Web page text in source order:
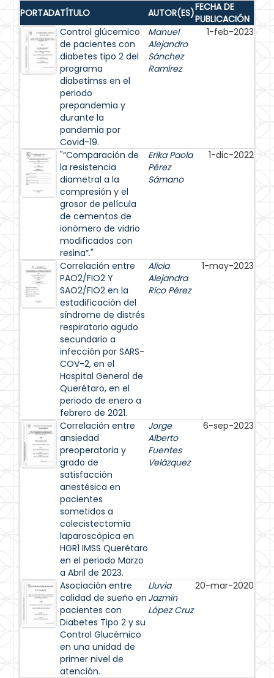
PORTADATÍTULO AUTOR(ES)FECHA DE
PUBLICACIÓN
Control glúcemico
de pacientes con
diabetes tipo 2 del
programa
diabetimss en el
periodo
prepandemia y
durante la
pandemia por
Covid-19.
Manuel
Alejandro
Sánchez
Ramírez
1-feb-2023
"“Comparación de
la resistencia
diametral a la
compresión y el
grosor de película
de cementos de
ionómero de vidrio
modificados con
resina”."
Erika Paola
Pérez
Sámano
1-dic-2022
Correlación entre
PAO2/FIO2 Y
SAO2/FIO2 en la
estadificación del
síndrome de distrés
respiratorio agudo
secundario a
infección por SARS-
COV-2, en el
Hospital General de
Querétaro, en el
periodo de enero a
febrero de 2021.
Alicia
Alejandra
Rico Pérez
1-may-2023
Correlación entre
ansiedad
preoperatoria y
grado de
satisfacción
anestésica en
pacientes
sometidos a
colecistectomía
laparoscópica en
HGR1 IMSS Querétaro
en el periodo Marzo
a Abril de 2023.
Jorge
Alberto
Fuentes
Velázquez
6-sep-2023
Asociación entre
calidad de sueño en
pacientes con
Diabetes Tipo 2 y su
Control Glucémico
en una unidad de
primer nivel de
atención.
Lluvia
Jazmín
López Cruz
20-mar-2020